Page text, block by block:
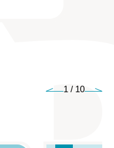
1 / 10